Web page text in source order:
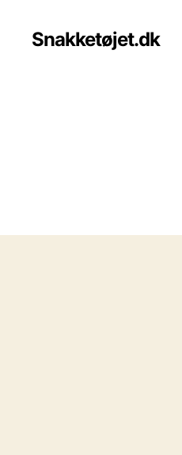
Snakketøjet.dk